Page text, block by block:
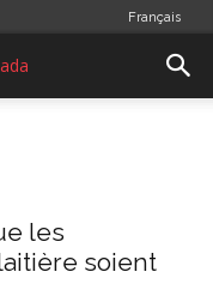
Français
les
soient